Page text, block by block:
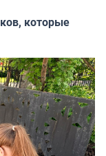
которые